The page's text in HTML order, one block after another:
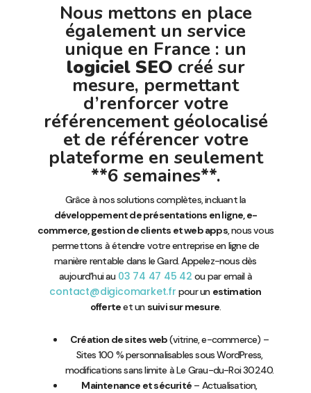
Nous mettons en place
également un service
unique en France : un
logiciel SEO créé sur
mesure, permettant
d’renforcer votre
référencement géolocalisé
et de référencer votre
plateforme en seulement
**6 semaines**.
Grâce à nos solutions complètes, incluant la
développement de présentations en ligne, e-
commerce, gestion de clients et web apps, nous vous
permettons à étendre votre entreprise en ligne de
manière rentable dans le Gard. Appelez-nous dès
aujourd’hui au 03 74 47 45 42 ou par email à
contact@digicomarket.fr pour un estimation
offerteet un suivi sur mesure.
Création de sites web(vitrine, e-commerce) –
Sites 100 % personnalisables sous WordPress,
modifications sans limite à Le Grau-du-Roi 30240.
Maintenance et sécurité – Actualisation,